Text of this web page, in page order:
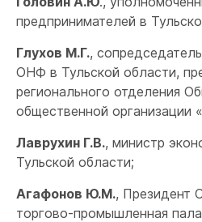
предпринимателей в
Глухов М.Г.,
ОНФ в Тульской области,
регионального отделения
общественной
Лаврухин Г.В., министр
Тульской области;
Агафонов Ю.М., Президент
торгово-промышленная